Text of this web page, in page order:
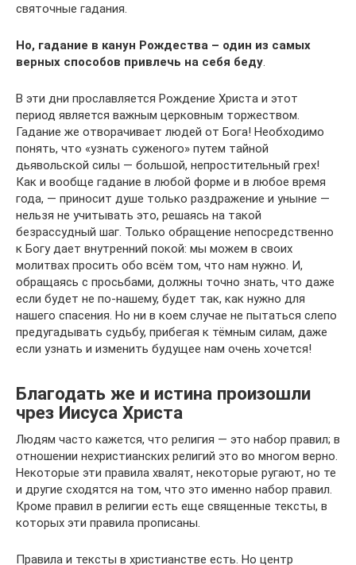
святочные гадания.
Но, гадание в канун Рождества – один из самых
верных способов привлечь на себя беду.
В эти дни прославляется Рождение Христа и этот
период является важным церковным торжеством.
Гадание же отворачивает людей от Бога! Необходимо
понять, что «узнать суженого» путем тайной
дьявольской силы — большой, непростительный грех!
Как и вообще гадание в любой форме и в любое время
года, — приносит душе только раздражение и уныние —
нельзя не учитывать это, решаясь на такой
безрассудный шаг. Только обращение непосредственно
к Богу дает внутренний покой: мы можем в своих
молитвах просить обо всём том, что нам нужно. И,
обращаясь с просьбами, должны точно знать, что даже
если будет не по-нашему, будет так, как нужно для
нашего спасения. Но ни в коем случае не пытаться слепо
предугадывать судьбу, прибегая к тёмным силам, даже
если узнать и изменить будущее нам очень хочется!
Благодать же и истина произошли
чрез Иисуса Христа
Людям часто кажется, что религия — это набор правил; в
отношении нехристианских религий это во многом верно.
Некоторые эти правила хвалят, некоторые ругают, но те
и другие сходятся на том, что это именно набор правил.
Кроме правил в религии есть еще священные тексты, в
которых эти правила прописаны.
Правила и тексты в христианстве есть. Но центр